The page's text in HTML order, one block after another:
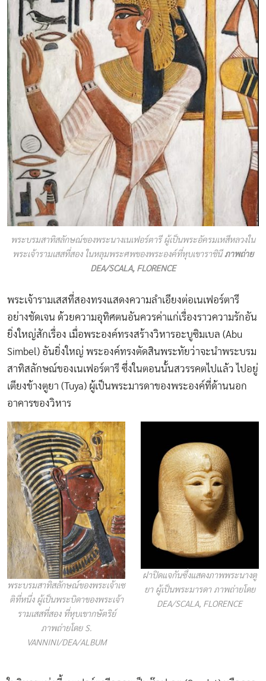
พระบรมสาทิสลักษณ์ของพระนางเนเฟอร์ตารี ผู้เป็นพระอัครมเหสีหลวงใน
พระเจ้ารามเสสที่สอง ในหลุมพระศพของพระองค์ที่หุบเขาราชินี ภาพถ่าย
DEA/SCALA, FLORENCE
พระเจ้ารามเสสที่สองทรงแสดงความลำเอียงต่อเนเฟอร์ตารี
อย่างชัดเจน ด้วยความอุทิศตนอันควรค่าแก่เรื่องราวความรักอัน
ยิ่งใหญ่สักเรื่อง เมื่อพระองค์ทรงสร้างวิหารอะบูซิมเบล (Abu
Simbel) อันยิ่งใหญ่ พระองค์ทรงตัดสินพระทัยว่าจะนำพระบรม
สาทิสลักษณ์ของเนเฟอร์ตารี ซึ่งในตอนนั้นสวรรคตไปแล้ว ไปอยู่
เตียงข้างตูยา (Tuya) ผู้เป็นพระมารดาของพระองค์ที่ด้านนอก
อาคารของวิหาร
พระบรมสาทิสลักษณ์ของพระเจ้าเซ
ติที่หนึ่ง ผู้เป็นพระบิดาของพระเจ้า
รามเสสที่สอง ที่หุบเขากษัตริย์
ภาพถ่ายโดย S.
VANNINI/DEA/ALBUM
ฝาปิดแจกันซึ่งแสดงภาพพระนางตู
ยา ผู้เป็นพระมารดา ภาพถ่ายโดย
DEA/SCALA, FLORENCE